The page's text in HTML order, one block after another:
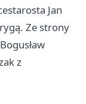
Jan
Ze strony
z